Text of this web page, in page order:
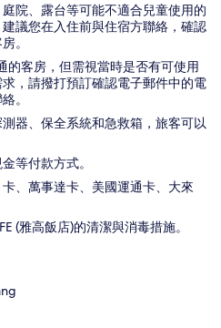
院、露台等可能不適合兒童使用的
議您在入住前與住宿方聯絡，確認
。
的客房，但需視當時是否有可使用
，請撥打預訂確認電子郵件中的電
。
器、保全系統和急救箱，旅客可以
等付款方式。
、萬事達卡、美國運通卡、大來
(雅高飯店)的清潔與消毒措施。